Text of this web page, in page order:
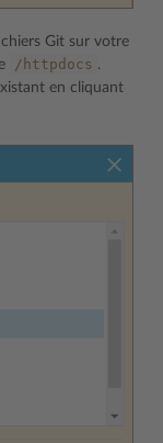
Git sur votre
/httpdocs .
en cliquant